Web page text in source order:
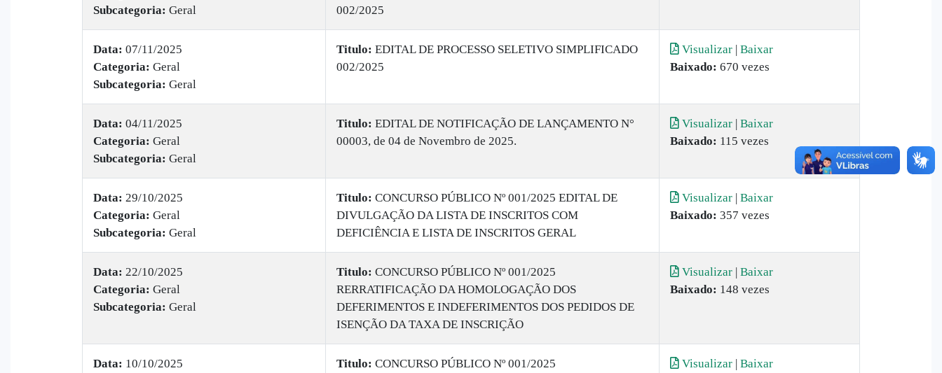
Subcategoria: Geral
002/2025
Data: 07/11/2025
Categoria: Geral
Subcategoria: Geral
Titulo: EDITAL DE PROCESSO SELETIVO SIMPLIFICADO
002/2025
Visualizar | Baixar
Baixado: 670 vezes
Data: 04/11/2025
Categoria: Geral
Subcategoria: Geral
Titulo: EDITAL DE NOTIFICAÇÃO DE LANÇAMENTO N°
00003, de 04 de Novembro de 2025.
Visualizar | Baixar
Baixado: 115 vezes
Data: 29/10/2025
Categoria: Geral
Subcategoria: Geral
Titulo: CONCURSO PÚBLICO Nº 001/2025 EDITAL DE
DIVULGAÇÃO DA LISTA DE INSCRITOS COM
DEFICIÊNCIA E LISTA DE INSCRITOS GERAL
Visualizar | Baixar
Baixado: 357 vezes
Data: 22/10/2025
Categoria: Geral
Subcategoria: Geral
Titulo: CONCURSO PÚBLICO Nº 001/2025
RERRATIFICAÇÃO DA HOMOLOGAÇÃO DOS
DEFERIMENTOS E INDEFERIMENTOS DOS PEDIDOS DE
ISENÇÃO DA TAXA DE INSCRIÇÃO
Visualizar | Baixar
Baixado: 148 vezes
Data: 10/10/2025
Titulo: CONCURSO PÚBLICO Nº 001/2025
Visualizar | Baixar